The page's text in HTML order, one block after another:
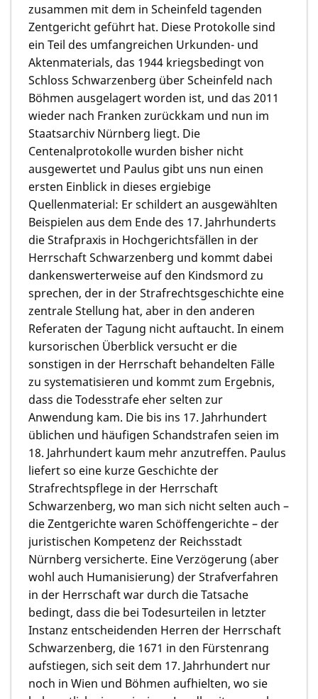
zusammen mit dem in Scheinfeld tagenden
Zentgericht geführt hat. Diese Protokolle sind
ein Teil des umfangreichen Urkunden- und
Aktenmaterials, das 1944 kriegsbedingt von
Schloss Schwarzenberg über Scheinfeld nach
Böhmen ausgelagert worden ist, und das 2011
wieder nach Franken zurückkam und nun im
Staatsarchiv Nürnberg liegt. Die
Centenalprotokolle wurden bisher nicht
ausgewertet und Paulus gibt uns nun einen
ersten Einblick in dieses ergiebige
Quellenmaterial: Er schildert an ausgewählten
Beispielen aus dem Ende des 17. Jahrhunderts
die Strafpraxis in Hochgerichtsfällen in der
Herrschaft Schwarzenberg und kommt dabei
dankenswerterweise auf den Kindsmord zu
sprechen, der in der Strafrechtsgeschichte eine
zentrale Stellung hat, aber in den anderen
Referaten der Tagung nicht auftaucht. In einem
kursorischen Überblick versucht er die
sonstigen in der Herrschaft behandelten Fälle
zu systematisieren und kommt zum Ergebnis,
dass die Todesstrafe eher selten zur
Anwendung kam. Die bis ins 17. Jahrhundert
üblichen und häufigen Schandstrafen seien im
18. Jahrhundert kaum mehr anzutreffen. Paulus
liefert so eine kurze Geschichte der
Strafrechtspflege in der Herrschaft
Schwarzenberg, wo man sich nicht selten auch –
die Zentgerichte waren Schöffengerichte – der
juristischen Kompetenz der Reichsstadt
Nürnberg versicherte. Eine Verzögerung (aber
wohl auch Humanisierung) der Strafverfahren
in der Herrschaft war durch die Tatsache
bedingt, dass die bei Todesurteilen in letzter
Instanz entscheidenden Herren der Herrschaft
Schwarzenberg, die 1671 in den Fürstenrang
aufstiegen, sich seit dem 17. Jahrhundert nur
noch in Wien und Böhmen aufhielten, wo sie